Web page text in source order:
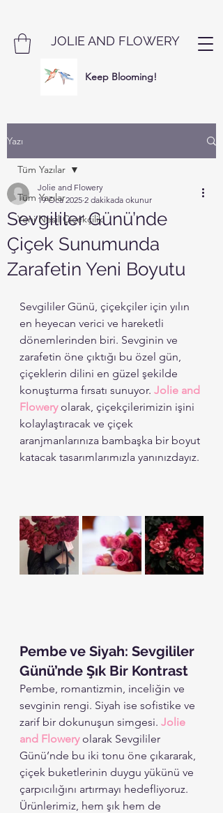
JOLIE AND FLOWERY
Keep Blooming!
Yazı
Tüm Yazılar
Yeni Nesil Çiçekçilik
Tüm Yazılar
Sevgililer Günü’nde
Çiçek Sunumunda
Zarafetin Yeni Boyutu
Jolie and Flowery
19 Oca 2025 2 dakikada okunur
Sevgililer Günü, çiçekçiler için yılın
en heyecan verici ve hareketli
dönemlerinden biri. Sevginin ve
zarafetin öne çıktığı bu özel gün,
çiçeklerin dilini en güzel şekilde
konuşturma fırsatı sunuyor. Jolie and
Flowery olarak, çiçekçilerimizin işini
kolaylaştıracak ve çiçek
aranjmanlarınıza bambaşka bir boyut
katacak tasarımlarımızla yanınızdayız.
Pembe ve Siyah: Sevgililer
Günü’nde Şık Bir Kontrast
Pembe, romantizmin, inceliğin ve
sevginin rengi. Siyah ise sofistike ve
zarif bir dokunuşun simgesi. Jolie
and Flowery olarak Sevgililer
Günü’nde bu iki tonu öne çıkararak,
çiçek buketlerinin duygu yükünü ve
çarpıcılığını artırmayı hedefliyoruz.
Ürünlerimiz, hem şık hem de